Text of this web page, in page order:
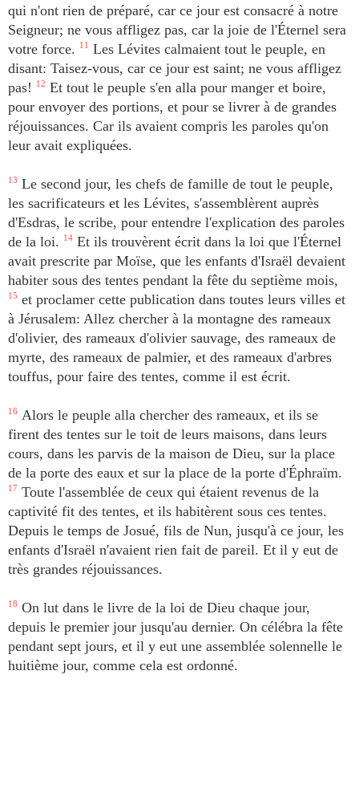
qui n'ont rien de préparé, car ce jour est consacré à notre
Seigneur; ne vous affligez pas, car la joie de l'Éternel sera
votre force.
11
Les Lévites calmaient tout le peuple, en
disant: Taisez-vous, car ce jour est saint; ne vous affligez
pas!
12 Et tout le peuple s'en alla pour manger et boire,
pour envoyer des portions, et pour se livrer à de grandes
réjouissances. Car ils avaient compris les paroles qu'on
leur avait expliquées.
13 Le second jour, les chefs de famille de tout le peuple,
les sacrificateurs et les Lévites, s'assemblèrent auprès
d'Esdras, le scribe, pour entendre l'explication des paroles
de la loi.
14 Et ils trouvèrent écrit dans la loi que l'Éternel
avait prescrite par Moïse, que les enfants d'Israël devaient
habiter sous des tentes pendant la fête du septième mois,
15 et proclamer cette publication dans toutes leurs villes et
à Jérusalem: Allez chercher à la montagne des rameaux
d'olivier, des rameaux d'olivier sauvage, des rameaux de
myrte, des rameaux de palmier, et des rameaux d'arbres
touffus, pour faire des tentes, comme il est écrit.
16 Alors le peuple alla chercher des rameaux, et ils se
firent des tentes sur le toit de leurs maisons, dans leurs
cours, dans les parvis de la maison de Dieu, sur la place
de la porte des eaux et sur la place de la porte d'Éphraïm.
17 Toute l'assemblée de ceux qui étaient revenus de la
captivité fit des tentes, et ils habitèrent sous ces tentes.
Depuis le temps de Josué, fils de Nun, jusqu'à ce jour, les
enfants d'Israël n'avaient rien fait de pareil. Et il y eut de
très grandes réjouissances.
18 On lut dans le livre de la loi de Dieu chaque jour,
depuis le premier jour jusqu'au dernier. On célébra la fête
pendant sept jours, et il y eut une assemblée solennelle le
huitième jour, comme cela est ordonné.